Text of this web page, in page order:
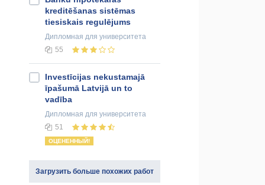
kreditēšanas sistēmas
tiesiskais regulējums
Дипломная для университета
55
Investīcijas nekustamajā
īpašumā Latvijā un to
vadība
Дипломная для университета
51
ОЦЕНЕННЫЙ!
Загрузить больше похожих работ